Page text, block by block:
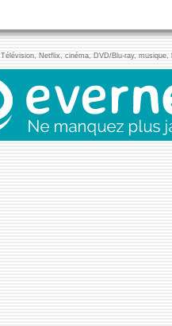
Télévision, Netflix, cinéma, DVD/Blu-ray,